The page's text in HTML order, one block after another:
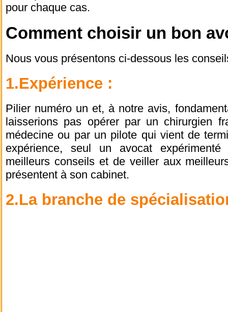
pour chaque cas.
Comment choisir un bon
Nous vous présentons ci-dessous les
1.Expérience :
Pilier numéro un et, à notre avis,
laisserions pas opérer par un chirurgien
médecine ou par un pilote qui vient de
expérience, seul un avocat
meilleurs conseils et de veiller aux
présentent à son cabinet.
2.La branche de